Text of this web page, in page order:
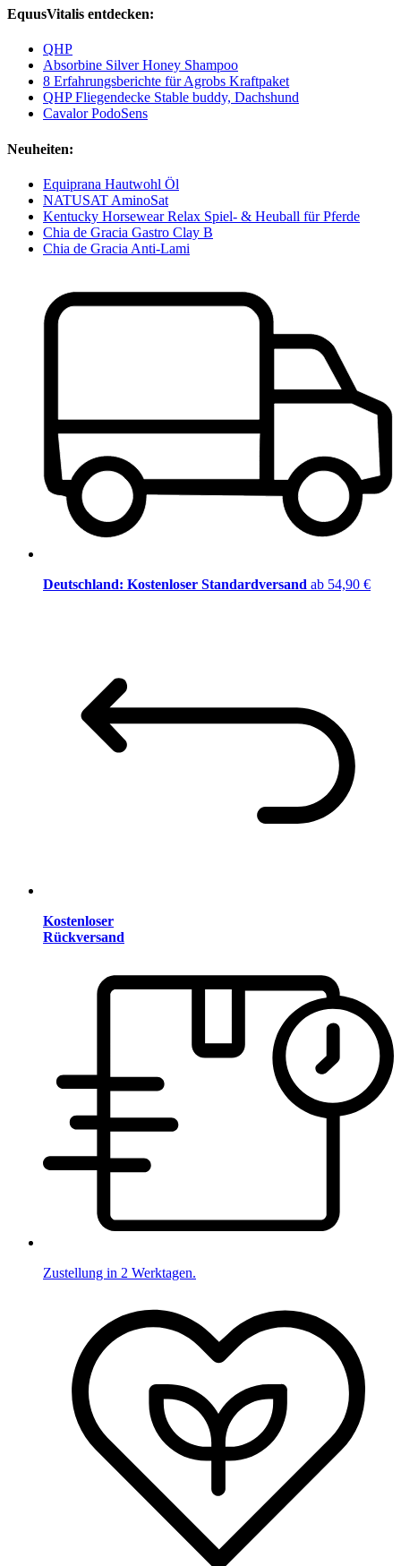
EquusVitalis entdecken:
QHP
Absorbine Silver Honey Shampoo
8 Erfahrungsberichte für Agrobs Kraftpaket
QHP Fliegendecke Stable buddy, Dachshund
Cavalor PodoSens
Neuheiten:
Equiprana Hautwohl Öl
NATUSAT AminoSat
Kentucky Horsewear Relax Spiel- & Heuball für Pferde
Chia de Gracia Gastro Clay B
Chia de Gracia Anti-Lami
Deutschland: Kostenloser Standardversand ab 54,90 €
Kostenloser
Rückversand
Zustellung in 2 Werktagen.